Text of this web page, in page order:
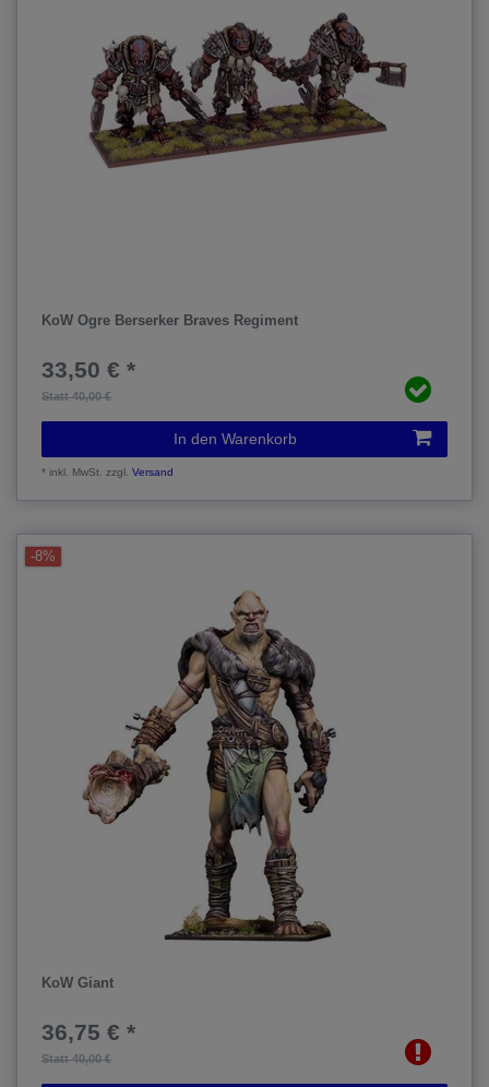
KoW Ogre Berserker Braves Regiment
Statt 40,00 €
33,50 € *
In den Warenkorb
*inkl. MwSt. zzgl.Versand
-8%
KoW Giant
Statt 40,00 €
36,75 € *